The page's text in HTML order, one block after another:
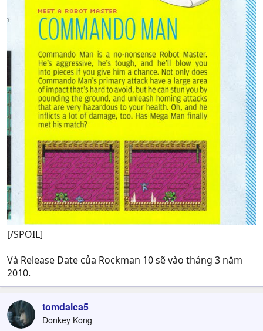
[/SPOIL]
Và Release Date của Rockman 10 sẽ vào tháng 3 năm
2010.
tomdaica5
Donkey Kong